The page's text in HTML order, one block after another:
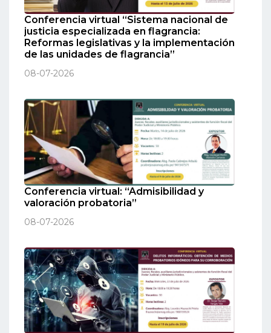
Conferencia virtual “Sistema nacional de
justicia especializada en flagrancia:
Reformas legislativas y la implementación
de las unidades de flagrancia”
08-07-2026
Conferencia virtual: “Admisibilidad y
valoración probatoria”
08-07-2026